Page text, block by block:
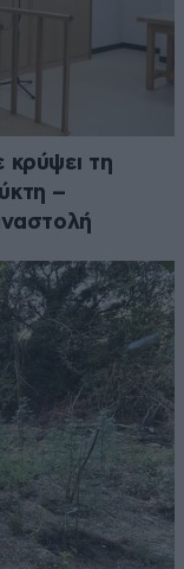
κρύψει τη
–